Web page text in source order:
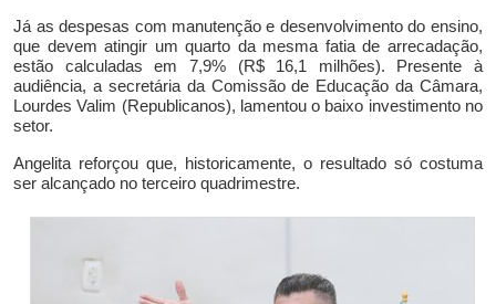
Já as despesas com manutenção e desenvolvimento do ensino,
que devematingir um quarto da mesma fatia de arrecadação,
estão calculadas em 7,9% (R$ 16,1 milhões). Presente à
audiência, a secretária da Comissão de Educação da Câmara,
Lourdes Valim (Republicanos), lamentou o baixo investimento no
setor.
Angelita reforçou que, historicamente, o resultado só costuma
ser alcançado no terceiro quadrimestre.